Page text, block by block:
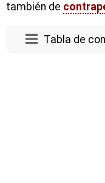
también de
Tabla de